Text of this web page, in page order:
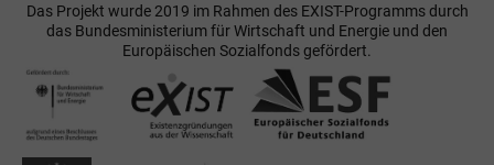
Das Projekt wurde 2019 im Rahmen des EXIST-Programms durch
das Bundesministerium für Wirtschaft und Energie und den
Europäischen Sozialfonds gefördert.